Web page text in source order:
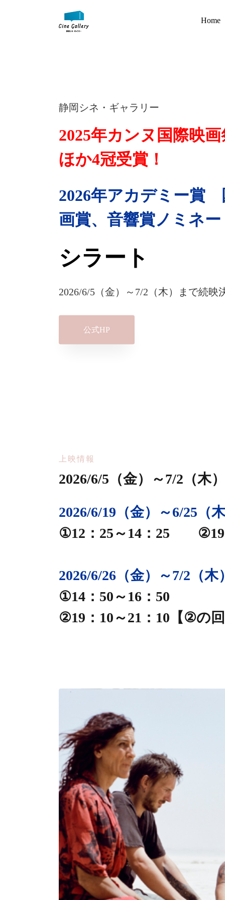
Home
静岡シネ・ギャラリー
2025年カンヌ国際映
ほか4冠受賞！
2026年アカデミー賞
画賞、音響賞ノミネ
シラート
2026/6/5（金）～7/2（木）まで続映
公式HP
2025年カンヌ国際映
ほか4冠受賞！
シラート
2026/6/5（金）～7/2（木）まで続映
公式HP
上映情報
2026/6/5（金）～7/2（木
2026/6/19（金）～6/25（
①12：25～14：25 ②19
2026/6/26（金）～7/2（木
①14：50～16：50
②19：10～21：10【②の